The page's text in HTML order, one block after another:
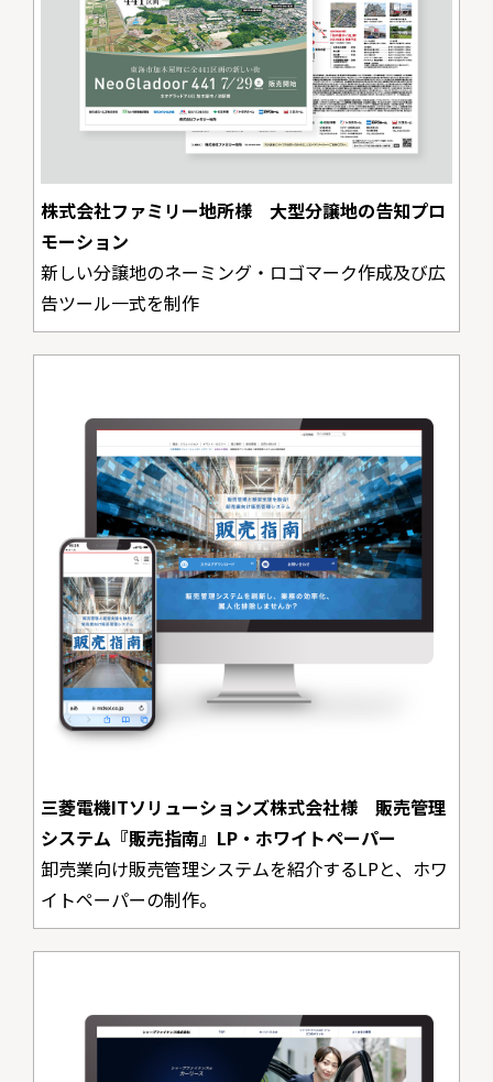
株式会社ファミリー地所様 大型分譲地の告知プロ
モーション
新しい分譲地のネーミング・ロゴマーク作成及び広
告ツール一式を制作
三菱電機ITソリューションズ株式会社様 販売管理
システム『販売指南』LP・ホワイトペーパー
卸売業向け販売管理システムを紹介するLPと、ホワ
イトペーパーの制作。